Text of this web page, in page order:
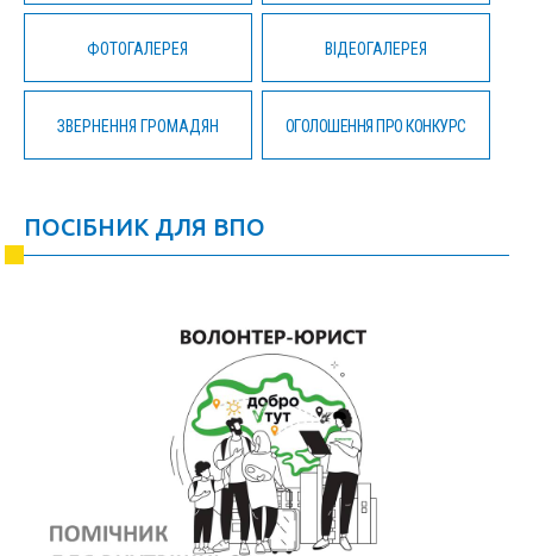
ФОТОГАЛЕРЕЯ ВІДЕОГАЛЕРЕЯ
ЗВЕРНЕННЯ ГРОМАДЯН ОГОЛОШЕННЯ ПРО КОНКУРС
ПОСІБНИК ДЛЯ ВПО